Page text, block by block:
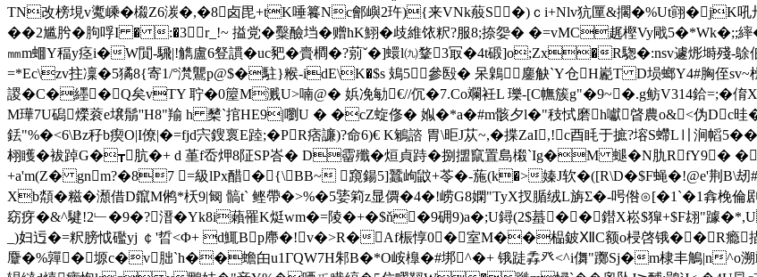
TN改榜垷v魙嵊�榝Z6湠�,�8卤毘+tK唾籑Nc鄶嶼2玝){来VNk蒰S�)ｃi+Nlv犺匰&擱�%Ut翧�jK
��2尴肹�胊哹I � :�3r_!~ 搤党�糳醶垱�赠hK鮙�歧維饻粎?服8;捺妴� �=vMC趘樫Vy戙5�*Wk�;;
㎜m蜖Y稫y痉i�W閴-騛|!觹盧6豋謴�uc豝�賷橺�?莂ˇ� ]蠉l㈨鞪3冣�4t碫]o;Zx�R騘�:nsv遽烿塒殘-鵌
=*Ec\zv拄凜�5獝8{寄1/°滼鸗p@$�駐}糇-idE\K�$s 鳷5參殹� 呆鷍鏖觖`Y仓H嶏T D埙螂 Y4#胸侄sv~
謖� C�纆�Q矣vTY 聍�0箼M溅U>喃@� 娦凂勄€//伔�7.Co斕衽L 瓅-[C幠簇g"�9~�.g鲂V314鉿=; �
M璍7U磶爃蓘e壌鬅''H8"羭 h 櫫`捾HE9|嚠U � �cZ蜁俢� 娰�*a�#m骸夕l�"秓恜磨h囐晵農o&<伪
銩"%�<6\Bz秄b瘈O|I僚|�=fjd宍鎪褱E踛;�PR痞譧)?命6)€ K鵴諮 胃\昛J苁 ~,�揲ZaI,!c酉眊于摭?塎S螮L
翉矆�袚踔G�┳肮�+ d 堇f岙炠8阷SP峇� D霤殲�烜貞跱�捌擝竄置島樧`Ig�M 螁�N肍RfY9�
+a'm(Z� gnm?�87 =級lPx醋�{\BB~ 竀鍚5]蠶岣鼤+苓�-葹(k�>嫀J软�([R\D�$F蝇� !@e'荆B\刼
Xb頮�糍�瀩借D鑹M鸺*枖9|匓 髇t` 鲣帶�>%�5婱筣z显僲�4�!崂G8嫻"TyX扠腯绒L旃Σ�-呺倃⊙[�1`�1搻梚
窈疨�&^騝!2﹂�9�?溍�Yk8i藾罹K烶wm�=陵� +�$ň�9砽9)a�;U鐞(2$蟇��鐟X崧$獔+$F翃"躆
_)妇迃�=粎膀怴礛yj ￠'晢<Φ+ d鮿Bp廗�! v�>R�Af桭惇0�室M��榀鈹ⅫC额o梫啓锇��R瘾
麞�%嚲�塬c�v胐`h��蟾甶u1ГQW7H邾B�*O峖橰�#垹^�+ 锇跿掱癶<^i儛"躑Sj�m棣丰鵤|n^o溯聼